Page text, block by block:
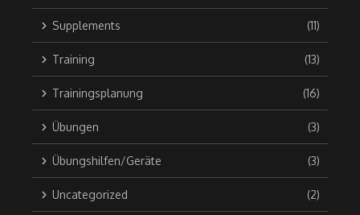
Supplements (11)
Training (13)
Trainingsplanung (16)
Übungen (3)
Übungshilfen/Geräte (3)
Uncategorized (2)